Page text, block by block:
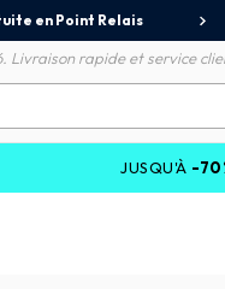
en Point Relais
Livraison rapide et service
-70%SUR LES